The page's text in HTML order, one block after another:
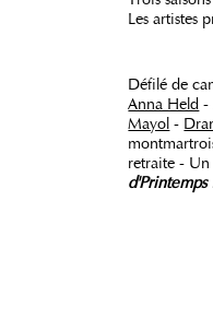
Les artistes
Défilé de
Anna Held -
Mayol -
retraite -
d'Printemps